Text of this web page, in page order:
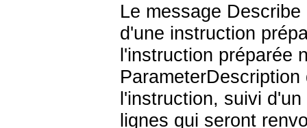
Le message
d'une instruction
l'instruction préparée
l'instruction, suivi
lignes qui seront